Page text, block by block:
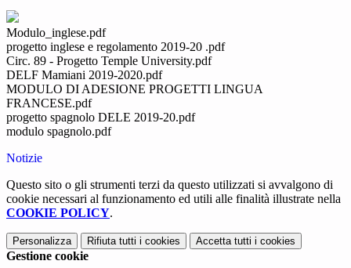
Modulo_inglese.pdf
progetto inglese e regolamento 2019-20 .pdf
Circ. 89 - Progetto Temple University.pdf
DELF Mamiani 2019-2020.pdf
MODULO DI ADESIONE PROGETTI LINGUA
FRANCESE.pdf
progetto spagnolo DELE 2019-20.pdf
modulo spagnolo.pdf
Notizie
Questo sito o gli strumenti terzi da questo utilizzati si avvalgono di
cookie necessari al funzionamento ed utili alle finalità illustrate nella
COOKIE POLICY.
Personalizza Rifiuta tutti i cookies Accetta tutti i cookies
Gestione cookie